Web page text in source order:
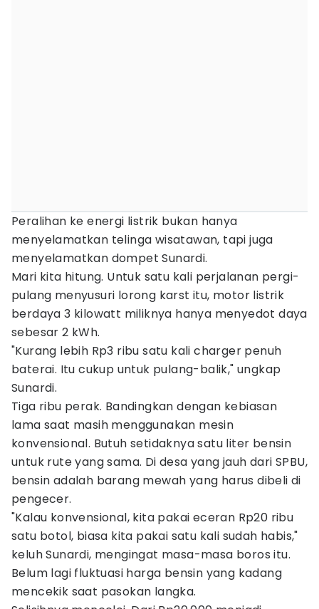
Peralihan ke energi listrik bukan hanya
menyelamatkan telinga wisatawan, tapi juga
menyelamatkan dompet Sunardi.
Mari kita hitung. Untuk satu kali perjalanan pergi-
pulang menyusuri lorong karst itu, motor listrik
berdaya 3 kilowatt miliknya hanya menyedot daya
sebesar 2 kWh.
"Kurang lebih Rp3 ribu satu kali charger penuh
baterai. Itu cukup untuk pulang-balik," ungkap
Sunardi.
Tiga ribu perak. Bandingkan dengan kebiasan
lama saat masih menggunakan mesin
konvensional. Butuh setidaknya satu liter bensin
untuk rute yang sama. Di desa yang jauh dari SPBU,
bensin adalah barang mewah yang harus dibeli di
pengecer.
"Kalau konvensional, kita pakai eceran Rp20 ribu
satu botol, biasa kita pakai satu kali sudah habis,"
keluh Sunardi, mengingat masa-masa boros itu.
Belum lagi fluktuasi harga bensin yang kadang
mencekik saat pasokan langka.